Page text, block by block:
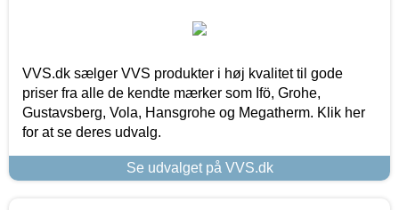
VVS.dk sælger VVS produkter i høj kvalitet til gode
priser fra alle de kendte mærker som Ifö, Grohe,
Gustavsberg, Vola, Hansgrohe og Megatherm. Klik her
for at se deres udvalg.
Se udvalget på VVS.dk